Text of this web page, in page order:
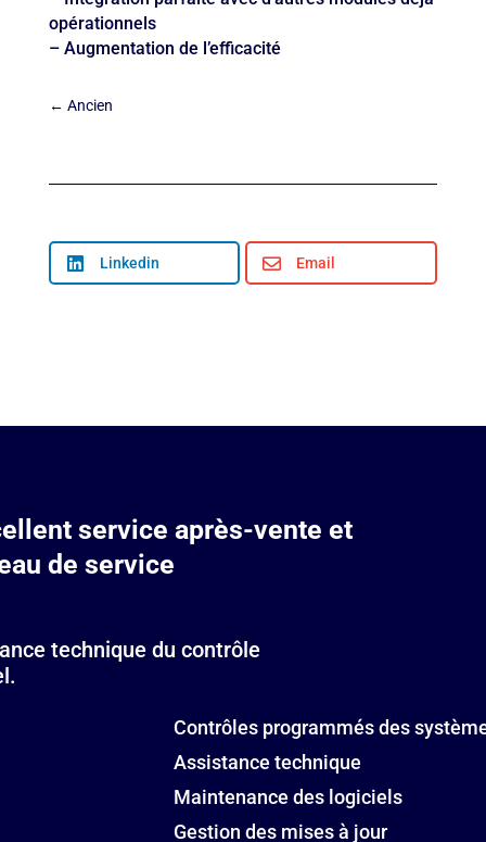
opérationnels
– Augmentation de l’efficacité
← Ancien
 Linkedin  Email
service après-vente et
de service
technique du contrôle
Contrôles programmés des
Assistance technique
Maintenance des logiciels
Gestion des mises à jour